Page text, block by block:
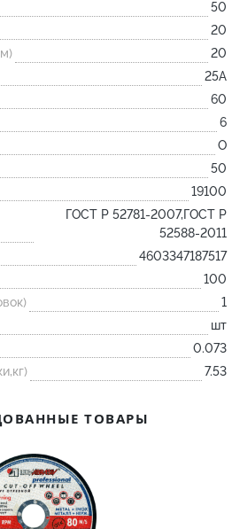
смесь
50
20
20
25А
60
6
O
50
19100
ГОСТ Р 52781-2007,ГОСТ Р
52588-2011
4603347187517
100
1
шт
0.073
7.53
ТОВАРЫ